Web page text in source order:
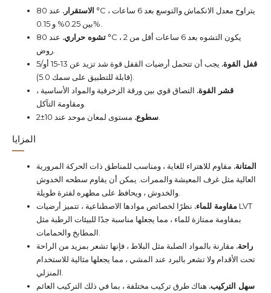
الاستقرار.
عند 80 °C ، يتراوح معدل الانكماش والتوسع بعد 6 ساعات
بين 0.25% و 0.15%.
تشوه حراري.
عند 80 °C ، يكون التشوه بعد 6 ساعات أقل من 2
قفل القوة.
يجب أن تتحمل أرضيات القفل قوة شد تزيد عن 13-15 أو/5
قشر القوة. التصاق قوي بين ورقة الزخرفية والمواد الأساسية ،
سطوع.
المزايا
المتانة. مقاوم للاهتراء للغاية ، ومناسب للمناطق ذات الحركة المرورية
العالية مثل غرف المعيشة والممرات. يمكن أن يقاوم سطحه الخدوش
مقاومة للماء. نظرًا لخصائص موادها الاصطناعية ، تتميز أرضيات LVT
بمقاومة ممتازة للماء ، مما يجعلها مناسبة جدًا للبيئات الرطبة مثل
راحة. مقارنة بالمواد الصلبة مثل البلاط ، فإنها تشعر بمزيد من الراحة
تحت الأقدام ولا تشعر بالبرد عند المشي ، مما يجعلها مثالية للاستخدام
سهل التركيب. هناك طرق تركيب مختلفة ، بما في ذلك التركيب العائم